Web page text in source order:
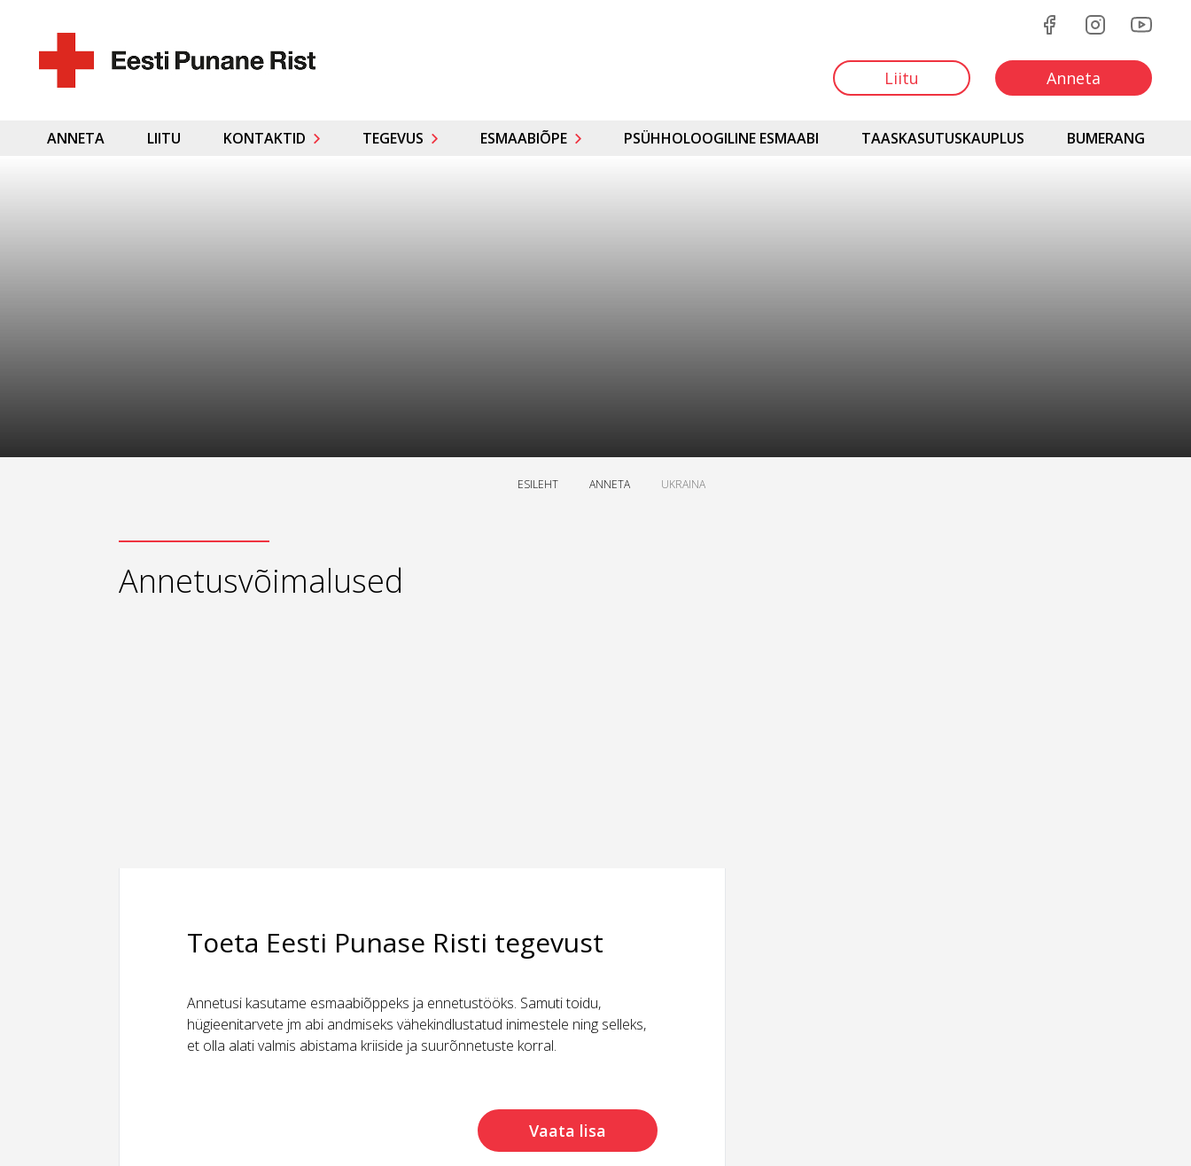
Liitu Anneta
ANNETA LIITU KONTAKTID TEGEVUS ESMAABIÕPE PSÜHHOLOOGILINE ESMAABI TAASKASUTUSKAUPLUS BUMERANG
ESILEHT ANNETA UKRAINA
Annetusvõimalused
Toeta Eesti Punase Risti tegevust
Annetusi kasutame esmaabiõppeks ja ennetustööks. Samuti toidu,
hügieenitarvete jm abi andmiseks vähekindlustatud inimestele ning selleks,
et olla alati valmis abistama kriiside ja suurõnnetuste korral.
Vaata lisa